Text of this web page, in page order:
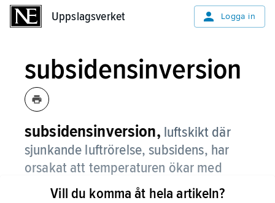
Uppslagsverket Logga in
subsidensinversion
subsidensinversion, luftskikt där
sjunkande luftrörelse, subsidens, har
orsakat att temperaturen ökar med
höjden.Vill du komma åt hela artikeln?